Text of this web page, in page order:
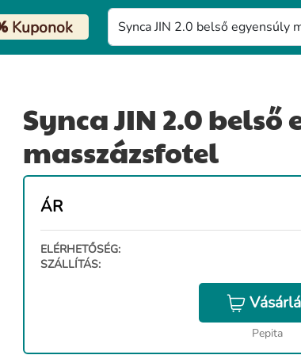
Kuponok
Synca JIN 2.0 belső
masszázsfotel
ÁR
ELÉRHETŐSÉG:
SZÁLLÍTÁS:
Pepita